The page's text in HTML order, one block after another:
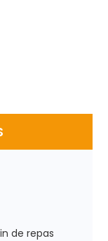
de repas